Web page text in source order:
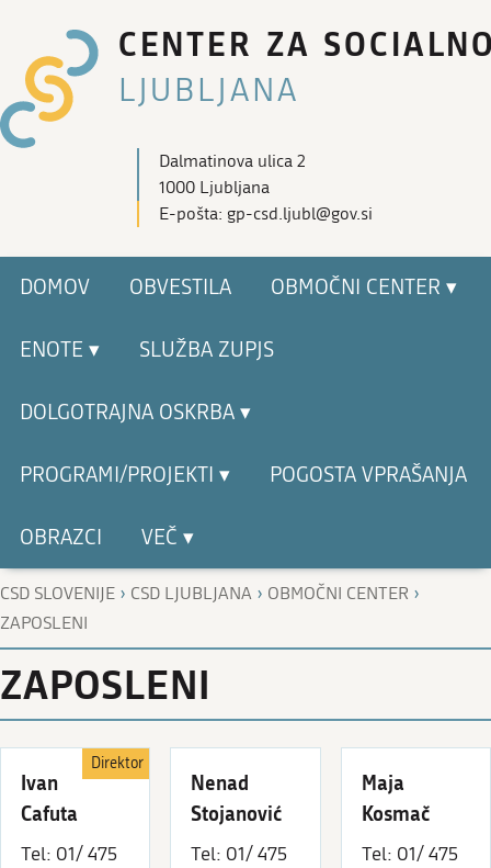
CENTER ZA
LJUBLJANA
Dalmatinova ulica 2
1000 Ljubljana
E-pošta: gp-csd.ljubl@gov.si
DOMOV OBVESTILA OBMOČNI CENTER ▾
ENOTE ▾ SLUŽBA ZUPJS
DOLGOTRAJNA OSKRBA ▾
PROGRAMI/PROJEKTI ▾ POGOSTA VPRAŠANJA
OBRAZCI VEČ ▾
CSD SLOVENIJE › CSD LJUBLJANA › OBMOČNI CENTER ›
ZAPOSLENI
ZAPOSLENI
Direktor
Ivan
Cafuta
Tel: 01/ 475
Nenad
Stojanović
Tel: 01/ 475
Maja
Kosmač
Tel: 01/ 475